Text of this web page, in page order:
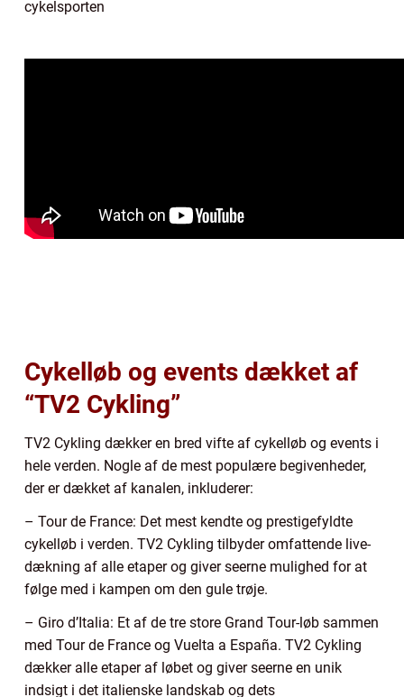
cykelsporten
Cykelløb og events dækket af
“TV2 Cykling”
TV2 Cykling dækker en bred vifte af cykelløb og events i
hele verden. Nogle af de mest populære begivenheder,
der er dækket af kanalen, inkluderer:
– Tour de France: Det mest kendte og prestigefyldte
cykelløb i verden. TV2 Cykling tilbyder omfattende live-
dækning af alle etaper og giver seerne mulighed for at
følge med i kampen om den gule trøje.
– Giro d’Italia: Et af de tre store Grand Tour-løb sammen
med Tour de France og Vuelta a España. TV2 Cykling
dækker alle etaper af løbet og giver seerne en unik
indsigt i det italienske landskab og dets